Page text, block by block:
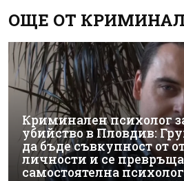
ОЩЕ ОТ
Криминален психолог
убийство в Пловдив:
да бъде съвкупност от
личности и се
самостоятелна